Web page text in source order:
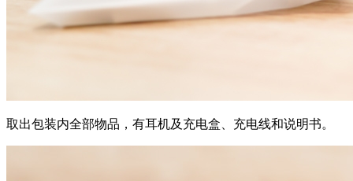
取出包装内全部物品，有耳机及充电盒、充电线和说明书。